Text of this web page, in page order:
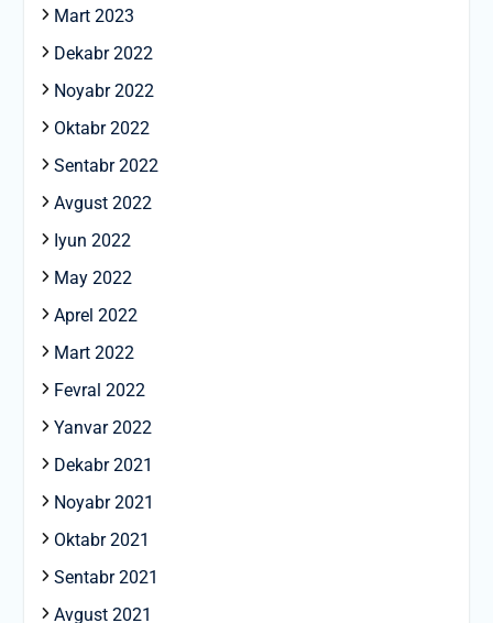
Mart 2023
Dekabr 2022
Noyabr 2022
Oktabr 2022
Sentabr 2022
Avgust 2022
Iyun 2022
May 2022
Aprel 2022
Mart 2022
Fevral 2022
Yanvar 2022
Dekabr 2021
Noyabr 2021
Oktabr 2021
Sentabr 2021
Avgust 2021